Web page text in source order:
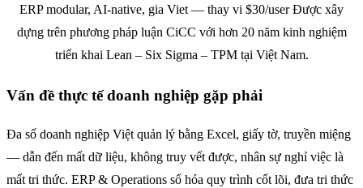
ERP modular, AI-native, gia Viet — thay vi $30/user Được xây
dựng trên phương pháp luận CiCC với hơn 20 năm kinh nghiệm
triển khai Lean – Six Sigma – TPM tại Việt Nam.
Vấn đề thực tế doanh nghiệp gặp phải
Đa số doanh nghiệp Việt quản lý bằng Excel, giấy tờ, truyền miệng
— dẫn đến mất dữ liệu, không truy vết được, nhân sự nghỉ việc là
mất tri thức. ERP & Operations số hóa quy trình cốt lõi, đưa tri thức